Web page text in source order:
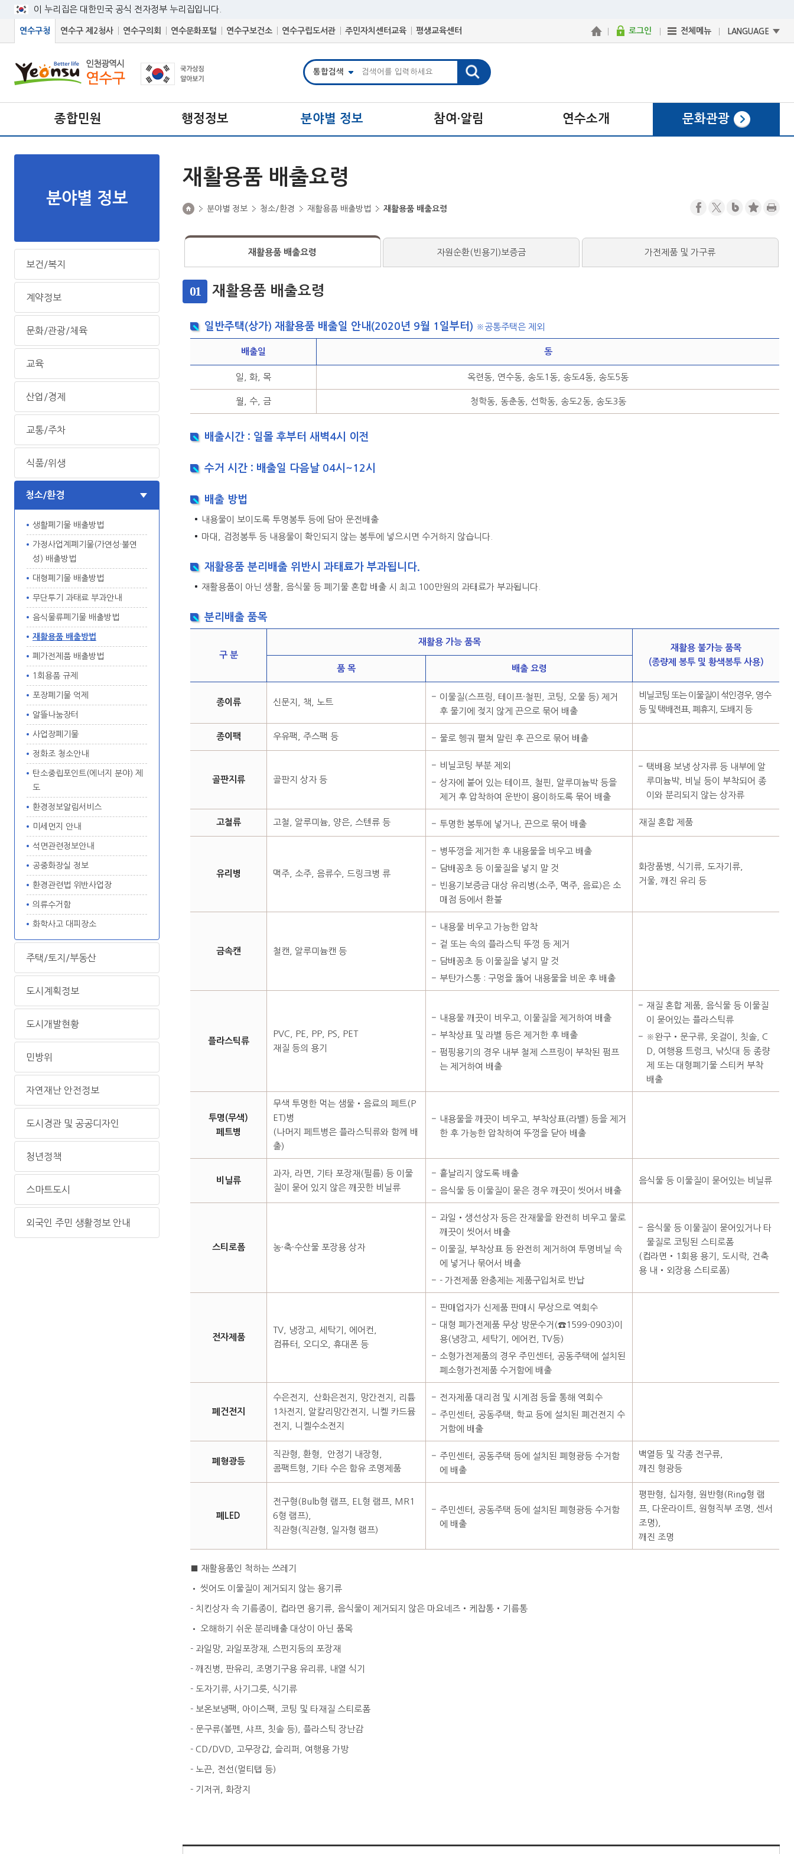
이 누리집은 대한민국 공식 전자정부 누리집입니다.
연수구청 연수구 제2청사 연수구의회 연수문화포털 연수구보건소 연수구립도서관 주민자치센터교육 평생교육센터 로그인 전체메뉴 LANGUAGE
종합민원 행정정보 분야별 정보 참여·알림 연수소개 문화관광
분야별 정보
보건/복지
계약정보
문화/관광/체육
교육
산업/경제
교통/주차
식품/위생
청소/환경
생활폐기물 배출방법
가정사업계폐기물(가연성·불연
성) 배출방법
대형폐기물 배출방법
무단투기 과태료 부과안내
음식물류폐기물 배출방법
재활용품 배출방법
폐가전제품 배출방법
1회용품 규제
포장폐기물 억제
알뜰나눔장터
사업장폐기물
정화조 청소안내
탄소중립포인트(에너지 분야) 제
도
환경정보알림서비스
미세먼지 안내
석면관련정보안내
공중화장실 정보
환경관련법 위반사업장
의류수거함
화학사고 대피장소
주택/토지/부동산
도시계획정보
도시개발현황
민방위
자연재난 안전정보
도시경관 및 공공디자인
청년정책
스마트도시
외국인 주민 생활정보 안내
재활용품 배출요령
분야별 정보 청소/환경 재활용품 배출방법 재활용품 배출요령
재활용품 배출요령 자원순환(빈용기)보증금 가전제품 및 가구류
01 재활용품 배출요령
일반주택(상가) 재활용품 배출일 안내(2020년 9월 1일부터) ※공통주택은 제외
배출일 동
일, 화, 목 옥련동, 연수동, 송도1동, 송도4동, 송도5동
월, 수, 금 청학동, 동춘동, 선학동, 송도2동, 송도3동
배출시간 : 일몰 후부터 새벽4시 이전
수거 시간 : 배출일 다음날 04시~12시
배출 방법
내용물이 보이도록 투명봉투 등에 담아 문전배출
마대, 검정봉투 등 내용물이 확인되지 않는 봉투에 넣으시면 수거하지 않습니다.
재활용품 분리배출 위반시 과태료가 부과됩니다.
재활용품이 아닌 생활, 음식물 등 폐기물 혼합 배출 시 최고 100만원의 과태료가 부과됩니다.
분리배출 품목
구 분
재활용 가능 품목
재활용 불가능 품목
(종량제 봉투 및 황색봉투 사용)
품 목 배출 요령
종이류 신문지, 책, 노트
이물질(스프링, 테이프·철핀, 코팅, 오물 등) 제거
후 물기에 젖지 않게 끈으로 묶어 배출
비닐코팅 또는 이물질이 섞인경우, 영수
등 및 택배전표, 폐휴지, 도배지 등
종이팩 우유팩, 주스팩 등 물로 헹궈 펼쳐 말린 후 끈으로 묶어 배출
골판지류 골판지 상자 등
비닐코팅 부분 제외
상자에 붙어 있는 테이프, 철핀, 알루미늄박 등을
제거 후 압착하여 운반이 용이하도록 묶어 배출
택배용 보냉 상자류 등 내부에 알
루미늄박, 비닐 등이 부착되어 종
이와 분리되지 않는 상자류
고철류 고철, 알루미늄, 양은, 스텐류 등 투명한 봉투에 넣거나, 끈으로 묶어 배출 재질 혼합 제품
유리병 맥주, 소주, 음류수, 드링크병 류
병뚜껑을 제거한 후 내용물을 비우고 배출
담배꽁초 등 이물질을 넣지 말 것
빈용기보증금 대상 유리병(소주, 맥주, 음료)은 소
매점 등에서 환불
화장품병, 식기류, 도자기류,
거울, 깨진 유리 등
금속캔 철캔, 알루미늄캔 등
내용물 비우고 가능한 압착
겉 또는 속의 플라스틱 뚜껑 등 제거
담배꽁초 등 이물질을 넣지 말 것
부탄가스통 : 구멍을 뚫어 내용물을 비운 후 배출
플라스틱류
PVC, PE, PP, PS, PET
재질 등의 용기
내용물 깨끗이 비우고, 이물질을 제거하여 배출
부착상표 및 라벨 등은 제거한 후 배출
펌핑용기의 경우 내부 철제 스프링이 부착된 펌프
는 제거하여 배출
재질 혼합 제품, 음식물 등 이물질
이 묻어있는 플라스틱류
※완구‧문구류, 옷걸이, 칫솔, C
D, 여행용 트렁크, 낚싯대 등 종량
제 또는 대형폐기물 스티커 부착
배출
투명(무색)
페트병
무색 투명한 먹는 샘물‧음료의 페트(P
ET)병
(나머지 페트병은 플라스틱류와 함께 배
출)
내용물을 깨끗이 비우고, 부착상표(라벨) 등을 제거
한 후 가능한 압착하여 뚜껑을 닫아 배출
비닐류
과자, 라면, 기타 포장재(필름) 등 이물
질이 묻어 있지 않은 깨끗한 비닐류
흩날리지 않도록 배출
음식물 등 이물질이 묻은 경우 깨끗이 씻어서 배출
음식물 등 이물질이 묻어있는 비닐류
스티로폼 농·축·수산물 포장용 상자
과일‧생선상자 등은 잔재물을 완전히 비우고 물로
깨끗이 씻어서 배출
이물질, 부착상표 등 완전히 제거하여 투명비닐 속
에 넣거나 묶어서 배출
- 가전제품 완충제는 제품구입처로 반납
음식물 등 이물질이 묻어있거나 타
물질로 코팅된 스티로폼
(컵라면‧1회용 용기, 도시락, 건축
용 내‧외장용 스티로폼)
전자제품
TV, 냉장고, 세탁기, 에어컨,
컴퓨터, 오디오, 휴대폰 등
판매업자가 신제품 판매시 무상으로 역회수
대형 폐가전제품 무상 방문수거(☎1599-0903)이
용(냉장고, 세탁기, 에어컨, TV등)
소형가전제품의 경우 주민센터, 공동주택에 설치된
폐소형가전제품 수거함에 배출
폐건전지
수은전지, 산화은전지, 망간전지, 리튬
1차전지, 알칼리망간전지, 니켈 카드뮴
전지, 니켈수소전지
전자제품 대리점 및 시계점 등을 통해 역회수
주민센터, 공동주택, 학교 등에 설치된 폐건전지 수
거함에 배출
폐형광등
직관형, 환형, 안정기 내장형,
콤팩트형, 기타 수은 함유 조명제품
주민센터, 공동주택 등에 설치된 폐형광등 수거함
에 배출
백열등 및 각종 전구류,
깨진 형광등
폐LED
전구형(Bulb형 램프, EL형 램프, MR1
6형 램프),
직관형(직관형, 일자형 램프)
주민센터, 공동주택 등에 설치된 폐형광등 수거함
에 배출
평판형, 십자형, 원반형(Ring형 램
프, 다운라이트, 원형직부 조명, 센서
조명),
깨진 조명
■ 재활용품인 척하는 쓰레기
• 씻어도 이물질이 제거되지 않는 용기류
- 치킨상자 속 기름종이, 컵라면 용기류, 음식물이 제거되지 않은 마요네즈‧케찹통‧기름통
• 오해하기 쉬운 분리배출 대상이 아닌 품목
- 과일망, 과일포장재, 스펀지등의 포장재
- 깨진병, 판유리, 조명기구용 유리류, 내열 식기
- 도자기류, 사기그릇, 식기류
- 보온보냉팩, 아이스팩, 코팅 및 타재질 스티로폼
- 문구류(볼펜, 샤프, 칫솔 등), 플라스틱 장난감
- CD/DVD, 고무장갑, 슬리퍼, 여행용 가방
- 노끈, 전선(멀티탭 등)
- 기저귀, 화장지